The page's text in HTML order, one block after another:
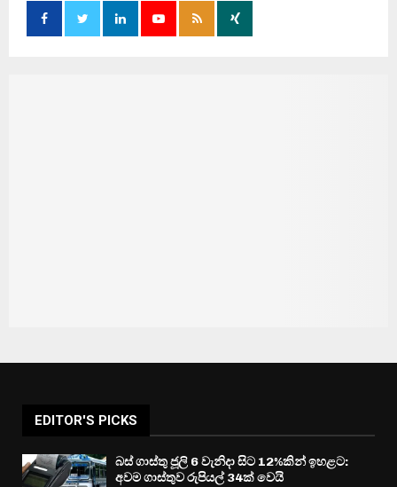
EDITOR'S PICKS
බස් ගාස්තු ජූලි 6 වැනිදා සිට 12%කින් ඉහළට:
අවම ගාස්තුව රුපියල් 34ක් වෙයි